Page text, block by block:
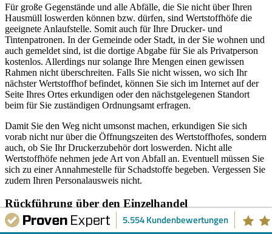
Für große Gegenstände und alle Abfälle, die Sie nicht über Ihren
Hausmüll loswerden können bzw. dürfen, sind Wertstoffhöfe die
geeignete Anlaufstelle. Somit auch für Ihre Drucker- und
Tintenpatronen. In der Gemeinde oder Stadt, in der Sie wohnen und
auch gemeldet sind, ist die dortige Abgabe für Sie als Privatperson
kostenlos. Allerdings nur solange Ihre Mengen einen gewissen
Rahmen nicht überschreiten. Falls Sie nicht wissen, wo sich Ihr
nächster Wertstoffhof befindet, können Sie sich im Internet auf der
Seite Ihres Ortes erkundigen oder den nächstgelegenen Standort
beim für Sie zuständigen Ordnungsamt erfragen.
Damit Sie den Weg nicht umsonst machen, erkundigen Sie sich
vorab nicht nur über die Öffnungszeiten des Wertstoffhofes, sondern
auch, ob Sie Ihr Druckerzubehör dort loswerden. Nicht alle
Wertstoffhöfe nehmen jede Art von Abfall an. Eventuell müssen Sie
sich zu einer Annahmestelle für Schadstoffe begeben. Vergessen Sie
zudem Ihren Personalausweis nicht.
Rückführung über den Einzelhandel
Viele Einzelhändler und vor allem Elektronikmärkte nehmen bei
5.554 Kundenbewertungen